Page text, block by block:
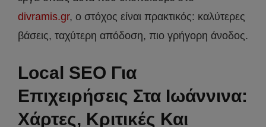
divramis.gr, ο στόχος είναι πρακτικός: καλύτερες
βάσεις, ταχύτερη απόδοση, πιο γρήγορη άνοδος.
Local SEO Για
Επιχειρήσεις Στα Ιωάννινα:
Χάρτες, Κριτικές Και